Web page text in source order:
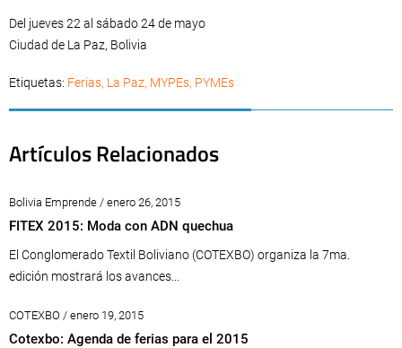
Del jueves 22 al sábado 24 de mayo
Ciudad de La Paz, Bolivia
Etiquetas: Ferias, La Paz, MYPEs, PYMEs
Artículos Relacionados
Bolivia Emprende / enero 26, 2015
FITEX 2015: Moda con ADN quechua
El Conglomerado Textil Boliviano (COTEXBO) organiza la 7ma.
edición mostrará los avances...
COTEXBO / enero 19, 2015
Cotexbo: Agenda de ferias para el 2015